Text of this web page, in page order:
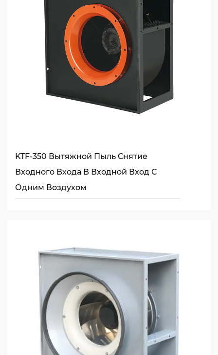
KTF-350 Вытяжной Пыль Снятие
Входного Входа В Входной Вход С
Одним Воздухом